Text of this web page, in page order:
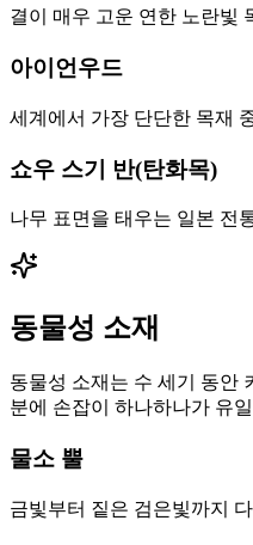
결이 매우 고운 연한 노란빛
아이언우드
세계에서 가장 단단한 목재
쇼우 스기 반(탄화목)
나무 표면을 태우는 일본 전
동물성 소재
동물성 소재는 수 세기 동안
분에 손잡이 하나하나가 유
물소 뿔
금빛부터 짙은 검은빛까지